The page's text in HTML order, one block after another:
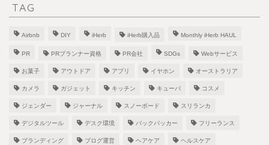
TAG
Airbnb DIY iHerb iHerb購入品 Monthly iHerb HAUL
PR PRプランナー資格 PR会社 SDGs Webサービス
お菓子 アウトドア アプリ イヤホン オーストラリア
カメラ ガジェット キッチン キューバ コスメ
ジェンダー ジャーナル スノーボード スリランカ
デジタルツール デスク環境 バックパッカー フリーランス
ブランディング ブログ運営 ヘアケア ヘルスケア